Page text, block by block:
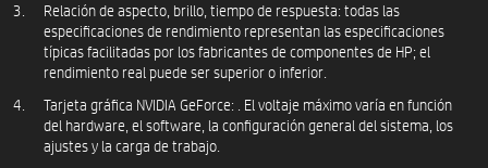
Relación de aspecto, brillo, tiempo de respuesta: todas las
especificaciones de rendimiento representan las especificaciones
típicas facilitadas por los fabricantes de componentes de HP; el
rendimiento real puede ser superior o inferior.
Tarjeta gráfica NVIDIA GeForce: . El voltaje máximo varía en función
del hardware, el software, la configuración general del sistema, los
ajustes y la carga de trabajo.